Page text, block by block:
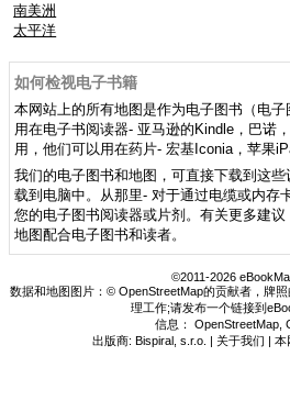
南美洲
太平洋
如何检视电子书籍
本网站上的所有地图是作为电子图书（电
用在电子书阅读器- 亚马逊的Kindle，巴诺
用，他们可以用在药片- 宏基Iconia，苹果
我们的电子图书和地图，可直接下载到这
载到电脑中。从那里- 对于通过电缆或内存
您的电子图书阅读器或片剂。有关更多建
地图配合电子图书和读者。
©2011-2026
数据和地图图片：© OpenStreetMap的贡献者，牌
理工作;请发布一个链接到
信息：OpenStreetMap ,
出版商: Bispiral, s.r.o. | 关于我们 |本